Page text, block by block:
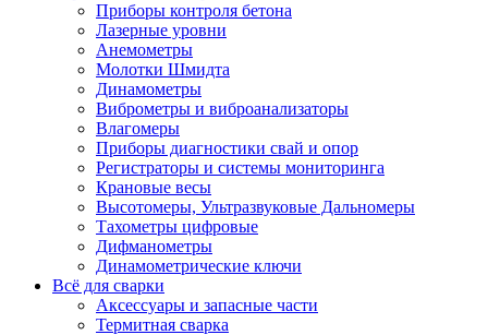
Приборы контроля бетона
Лазерные уровни
Анемометры
Молотки Шмидта
Динамометры
Виброметры и виброанализаторы
Влагомеры
Приборы диагностики свай и опор
Регистраторы и системы мониторинга
Крановые весы
Высотомеры, Ультразвуковые Дальномеры
Тахометры цифровые
Дифманометры
Динамометрические ключи
Всё для сварки
Аксессуары и запасные части
Термитная сварка